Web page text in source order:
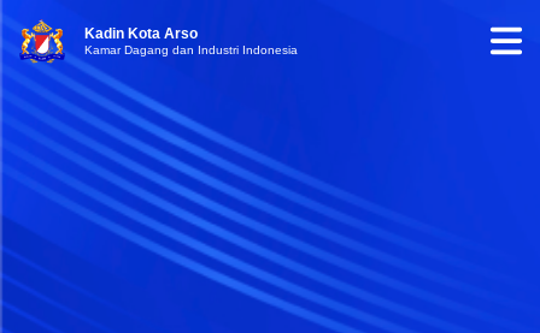
Kadin Kota Arso
Kamar Dagang dan Industri Indonesia